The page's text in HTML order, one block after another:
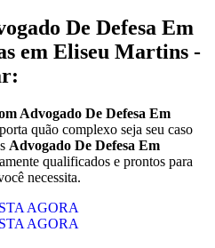
De Defesa Em
em Eliseu Martins -
Advogado De Defesa Em
quão complexo seja seu caso
Advogado De Defesa Em
qualificados e prontos para
necessita.
AGORA
AGORA